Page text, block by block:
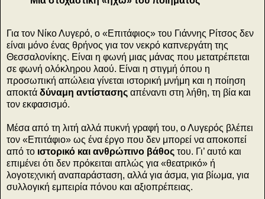
Για τον Νίκο Λυγερό, ο «Επιτάφιος» του Γιάννης Ρίτσος δεν
είναι μόνο ένας θρήνος για τον νεκρό καπνεργάτη της
Θεσσαλονίκης. Είναι η φωνή μιας μάνας που μετατρέπεται
σε φωνή ολόκληρου λαού. Είναι η στιγμή όπου η
προσωπική απώλεια γίνεται ιστορική μνήμη και η ποίηση
αποκτά δύναμη αντίστασης απέναντι στη λήθη, τη βία και
τον εκφασισμό.
Μέσα από τη λιτή αλλά πυκνή γραφή του, ο Λυγερός βλέπει
τον «Επιτάφιο» ως ένα έργο που δεν μπορεί να αποκοπεί
από το ιστορικό και ανθρώπινο βάθος του. Γι’ αυτό και
επιμένει ότι δεν πρόκειται απλώς για «θεατρικό» ή
λογοτεχνική αναπαράσταση, αλλά για άσμα, για βίωμα, για
συλλογική εμπειρία πόνου και αξιοπρέπειας.